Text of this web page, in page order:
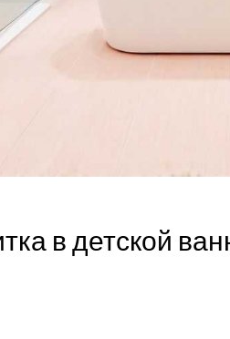
в детской